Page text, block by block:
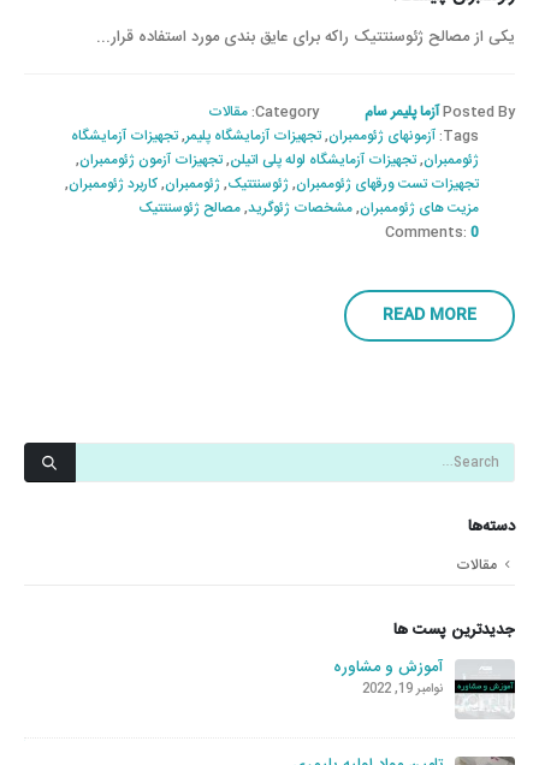
یکی از مصالح ژئوسنتتیک راکه برای عایق بندی مورد استفاده قرار...
Posted Byآزما پلیمر سام Category: مقالات
Tags: آزمونهای ژئوممبران,تجهیزات آزمایشگاه پلیمر,تجهیزات آزمایشگاه
ژئوممبران,تجهیزات آزمایشگاه لوله پلی اتیلن,تجهیزات آزمون ژئوممبران,
تجهیزات تست ورقهای ژئوممبران,ژئوسنتتیک,ژئوممبران,کاربرد ژئوممبران,
مزیت های ژئوممبران,مشخصات ژئوگرید,مصالح ژئوسنتتیک
Comments: 0
READ MORE
دسته‌ها
مقالات
جدیدترین پست ها
آموزش و مشاوره
نوامبر 19, 2022